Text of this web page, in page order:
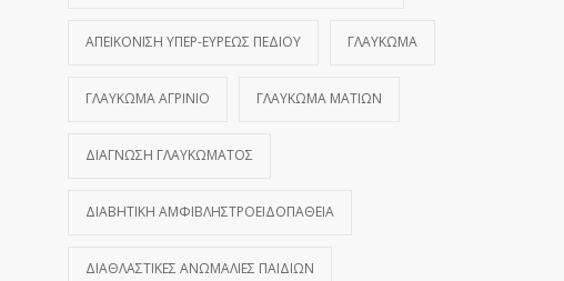
ΑΠΕΙΚΌΝΙΣΗ ΥΠΕΡ-ΕΥΡΈΩΣ ΠΕΔΊΟΥ ΓΛΑΎΚΩΜΑ
ΓΛΑΎΚΩΜΑ ΑΓΡΊΝΙΟ ΓΛΑΎΚΩΜΑ ΜΑΤΙΏΝ
ΔΙΆΓΝΩΣΗ ΓΛΑΥΚΏΜΑΤΟΣ
ΔΙΑΒΗΤΙΚΉ ΑΜΦΙΒΛΗΣΤΡΟΕΙΔΟΠΆΘΕΙΑ
ΔΙΑΘΛΑΣΤΙΚΈΣ ΑΝΩΜΑΛΊΕΣ ΠΑΙΔΙΏΝ